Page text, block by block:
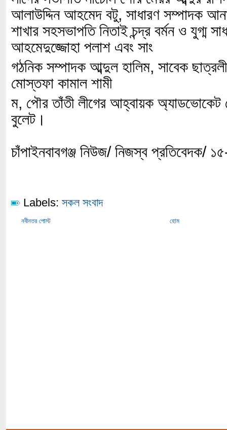
আলাউদ্দিন আহমেদ বটু, সাধারণ সম্পাদক
শাখার সহসভাপতি নিতাই চন্দ্র বর্মন ও যুগ্ম
আহমেদুজ্জোহা পলাশ এবং সাং
গঠনিক সম্পাদক আব্দুল হালিম, সাবেক
মোস্তফা কামাল শামী
ম, পৌর তাঁতী লীগের আহ্বায়ক অ্যাডভোকেট
বুলেট।
চাঁপাইনবাবগঞ্জ নিউজ/ নিজস্ব প্রতিবেদক/
Labels: সকল সংবাদ
নবীনতর পোস্ট হোম